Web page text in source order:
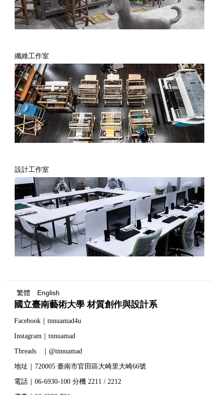
纖維工作室
設計工作室
繁體 English
國立臺南藝術大學 材質創作與設計系
Facebook｜tnnuamad4u
Instagram｜tnnuamad
Threads ｜@tnnuamad
地址｜720005 臺南市官田區大崎里大崎66號
電話｜06-6930-100 分機 2211 / 2212